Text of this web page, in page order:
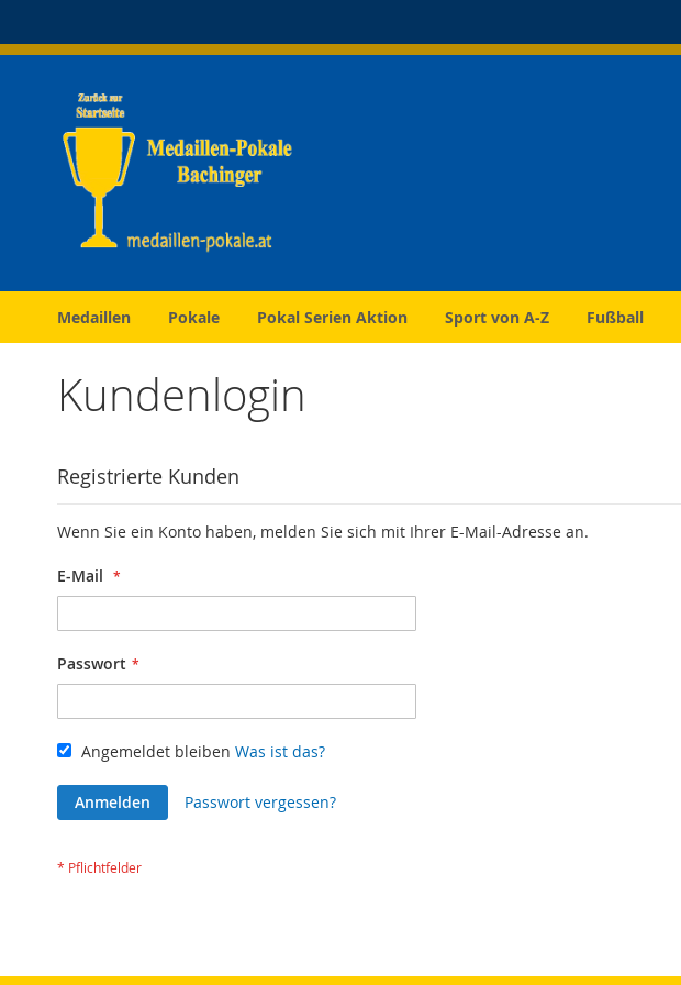
zum
Medaillen Pokale Pokal Serien Aktion Sport von A-Z Fußball
Kundenlogin
Registrierte Kunden
Wenn Sie ein Konto haben, melden Sie sich mit Ihrer E-Mail-Adresse an.
E-Mail
Passwort
Angemeldet bleiben Was ist das?
Anmelden Passwort vergessen?